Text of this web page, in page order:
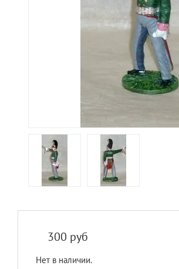
300 руб
Нет в наличии.